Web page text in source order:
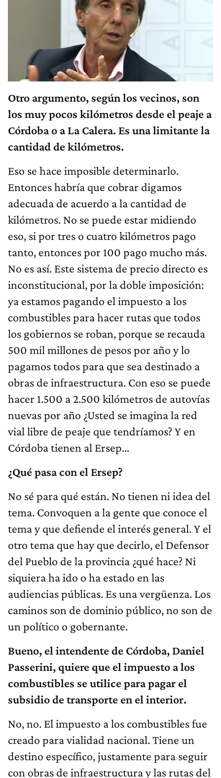
Otro argumento, según los vecinos, son
los muy pocos kilómetros desde el peaje a
Córdoba o a La Calera. Es una limitante la
cantidad de kilómetros.
Eso se hace imposible determinarlo.
Entonces habría que cobrar digamos
adecuada de acuerdo a la cantidad de
kilómetros. No se puede estar midiendo
eso, si por tres o cuatro kilómetros pago
tanto, entonces por 100 pago mucho más.
No es así. Este sistema de precio directo es
inconstitucional, por la doble imposición:
ya estamos pagando el impuesto a los
combustibles para hacer rutas que todos
los gobiernos se roban, porque se recauda
500 mil millones de pesos por año y lo
pagamos todos para que sea destinado a
obras de infraestructura. Con eso se puede
hacer 1.500 a 2.500 kilómetros de autovías
nuevas por año ¿Usted se imagina la red
vial libre de peaje que tendríamos? Y en
Córdoba tienen al Ersep…
¿Qué pasa con el Ersep?
No sé para qué están. No tienen ni idea del
tema. Convoquen a la gente que conoce el
tema y que defiende el interés general. Y el
otro tema que hay que decirlo, el Defensor
del Pueblo de la provincia ¿qué hace? Ni
siquiera ha ido o ha estado en las
audiencias públicas. Es una vergüenza. Los
caminos son de dominio público, no son de
un político o gobernante.
Bueno, el intendente de Córdoba, Daniel
Passerini, quiere que el impuesto a los
combustibles se utilice para pagar el
subsidio de transporte en el interior.
No, no. El impuesto a los combustibles fue
creado para vialidad nacional. Tiene un
destino específico, justamente para seguir
con obras de infraestructura y las rutas del